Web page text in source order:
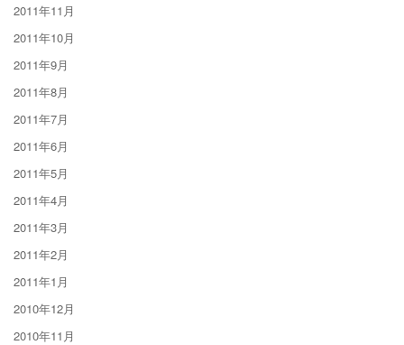
2011年11月
2011年10月
2011年9月
2011年8月
2011年7月
2011年6月
2011年5月
2011年4月
2011年3月
2011年2月
2011年1月
2010年12月
2010年11月